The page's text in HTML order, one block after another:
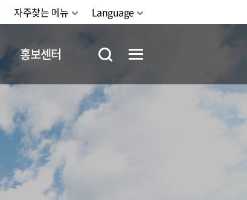
자주찾는 메뉴 Language
홍보센터